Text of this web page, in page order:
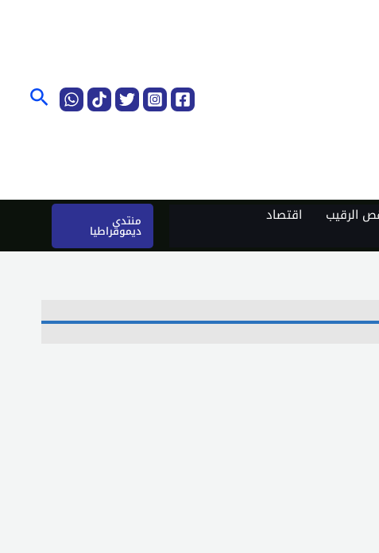
الرقيب
اقتصاد
منتدى
ديموقراطيا